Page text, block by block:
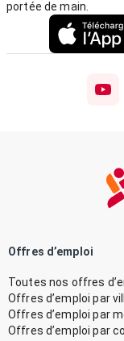
portée de main.
Offres d’emploi
Toutes nos offres
Offres d’emploi par
Offres d’emploi par
Offres d’emploi par